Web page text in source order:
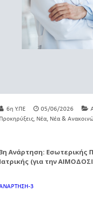
6η Υ.ΠΕ 05/06/2026
Προκηρύξεις, Νέα, Νέα &
Ανάρτηση: Εσωτερικής
Ιατρικής (για την
3